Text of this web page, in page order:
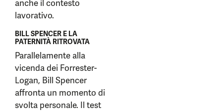
anche il contesto
lavorativo.
BILL SPENCER E LA
PATERNITÀ RITROVATA
Parallelamente alla
vicenda dei Forrester-
Logan, Bill Spencer
affronta un momento di
svolta personale. Il test